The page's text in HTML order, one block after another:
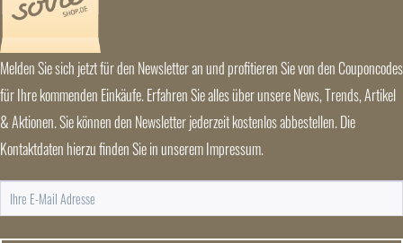
Melden Sie sich jetzt für den Newsletter an und profitieren Sie von den Couponcodes
für Ihre kommenden Einkäufe. Erfahren Sie alles über unsere News, Trends, Artikel
& Aktionen. Sie können den Newsletter jederzeit kostenlos abbestellen. Die
Kontaktdaten hierzu finden Sie in unserem Impressum.